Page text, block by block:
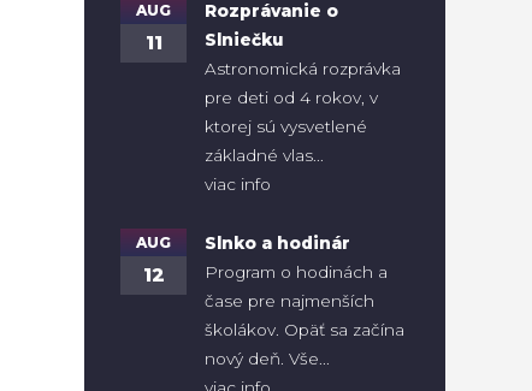
AUG
11
Rozprávanie o
Slniečku
Astronomická rozprávka
pre deti od 4 rokov, v
ktorej sú vysvetlené
základné vlas...
viac info
AUG
12
Slnko a hodinár
Program o hodinách a
čase pre najmenších
školákov. Opäť sa začína
nový deň. Vše...